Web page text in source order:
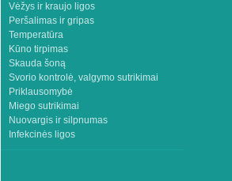
Vėžys ir kraujo ligos
Peršalimas ir gripas
Temperatūra
Kūno tirpimas
Skauda šoną
Svorio kontrolė, valgymo sutrikimai
Priklausomybė
Miego sutrikimai
Nuovargis ir silpnumas
Infekcinės ligos